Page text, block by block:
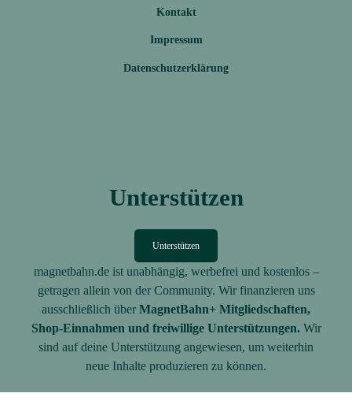
Kontakt
Impressum
Datenschutzerklärung
Unterstützen
Unterstützen
magnetbahn.de ist unabhängig, werbefrei und kostenlos –
getragen allein von der Community. Wir finanzieren uns
ausschließlich über MagnetBahn+ Mitgliedschaften,
Shop-Einnahmen und freiwillige Unterstützungen.Wir
sind auf deine Unterstützung angewiesen, um weiterhin
neue Inhalte produzieren zu können.